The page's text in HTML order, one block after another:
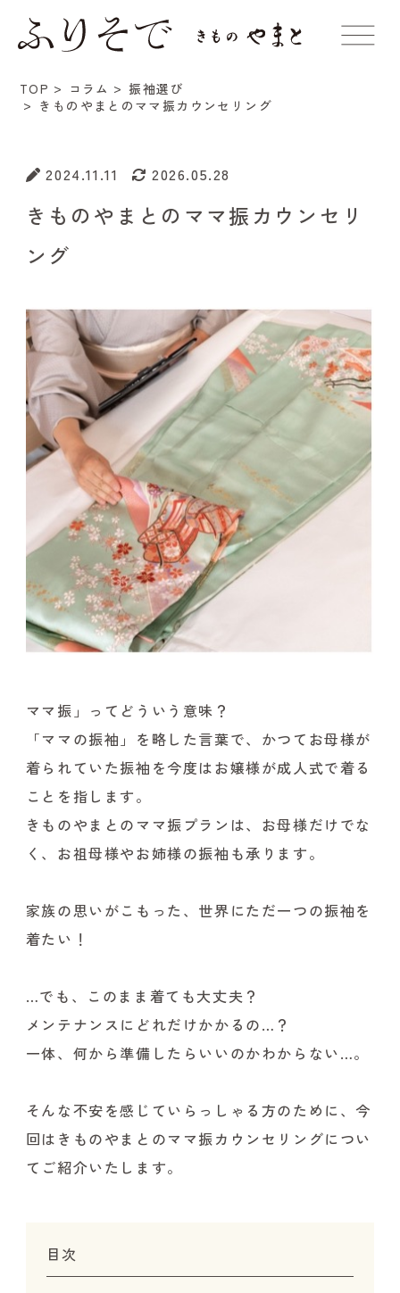
TOP コラム
振袖選び
きものやまとのママ振カウンセリング
2024.11.11 2026.05.28
きものやまとのママ振カウンセリ
ング
ママ振」ってどういう意味？
「ママの振袖」を略した言葉で、かつてお母様が
着られていた振袖を今度はお嬢様が成人式で着る
ことを指します。
きものやまとのママ振プランは、お母様だけでな
く、お祖母様やお姉様の振袖も承ります。
家族の思いがこもった、世界にただ一つの振袖を
着たい！
…でも、このまま着ても大丈夫？
メンテナンスにどれだけかかるの…？
一体、何から準備したらいいのかわからない…。
そんな不安を感じていらっしゃる方のために、今
回はきものやまとのママ振カウンセリングについ
てご紹介いたします。
目次